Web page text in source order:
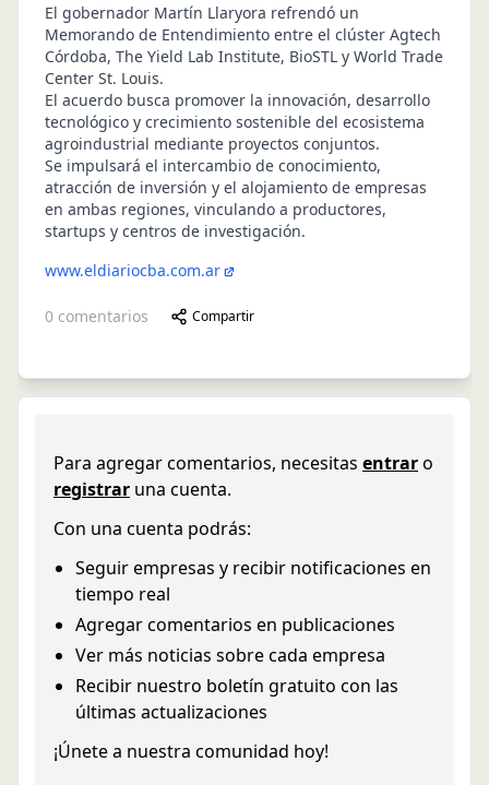
El gobernador Martín Llaryora refrendó un
Memorando de Entendimiento entre el clúster Agtech
Córdoba, The Yield Lab Institute, BioSTL y World Trade
Center St. Louis.
El acuerdo busca promover la innovación, desarrollo
tecnológico y crecimiento sostenible del ecosistema
agroindustrial mediante proyectos conjuntos.
Se impulsará el intercambio de conocimiento,
atracción de inversión y el alojamiento de empresas
en ambas regiones, vinculando a productores,
startups y centros de investigación.
www.eldiariocba.com.ar
0 comentarios Compartir
Para agregar comentarios, necesitas entraro
registrar una cuenta.
Con una cuenta podrás:
Seguir empresas y recibir notificaciones en
tiempo real
Agregar comentarios en publicaciones
Ver más noticias sobre cada empresa
Recibir nuestro boletín gratuito con las
últimas actualizaciones
¡Únete a nuestra comunidad hoy!